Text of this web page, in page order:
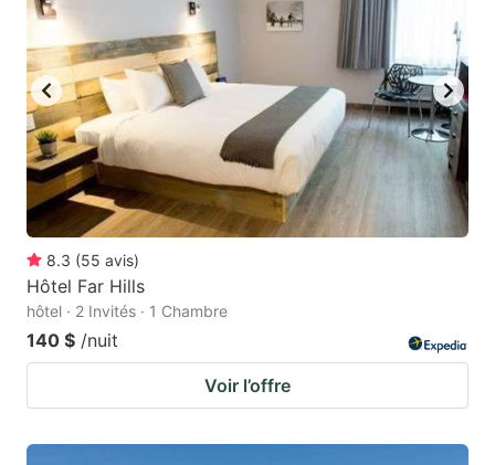
8.3 (55 avis)
Hôtel Far Hills
hôtel · 2 Invités · 1 Chambre
140 $ /nuit
Voir l’offre